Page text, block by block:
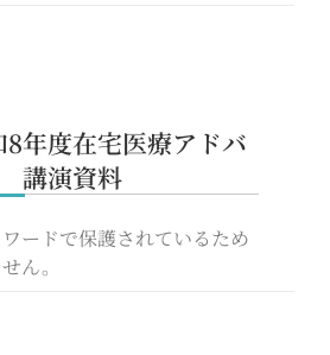
年度在宅医療アドバ
講演資料
ードで保護されているため
ん。